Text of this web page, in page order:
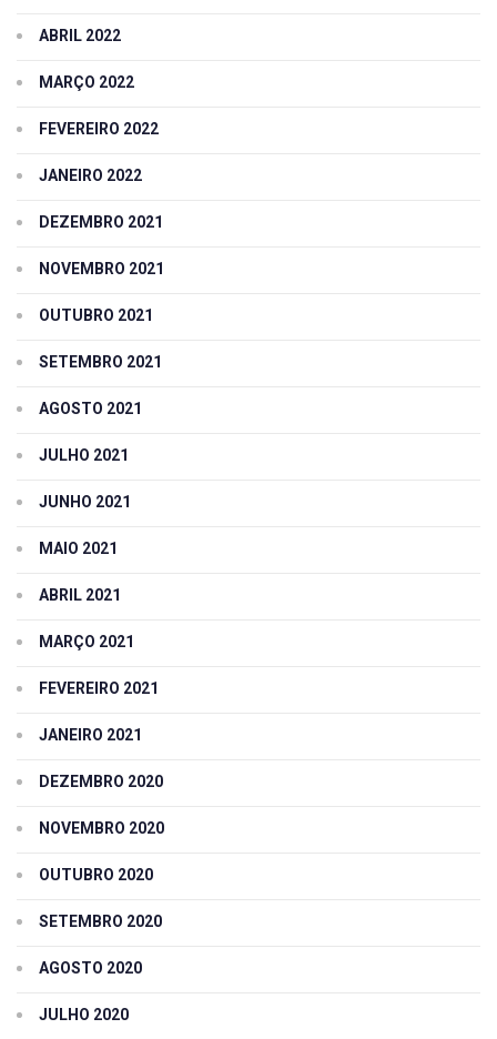
ABRIL 2022
MARÇO 2022
FEVEREIRO 2022
JANEIRO 2022
DEZEMBRO 2021
NOVEMBRO 2021
OUTUBRO 2021
SETEMBRO 2021
AGOSTO 2021
JULHO 2021
JUNHO 2021
MAIO 2021
ABRIL 2021
MARÇO 2021
FEVEREIRO 2021
JANEIRO 2021
DEZEMBRO 2020
NOVEMBRO 2020
OUTUBRO 2020
SETEMBRO 2020
AGOSTO 2020
JULHO 2020